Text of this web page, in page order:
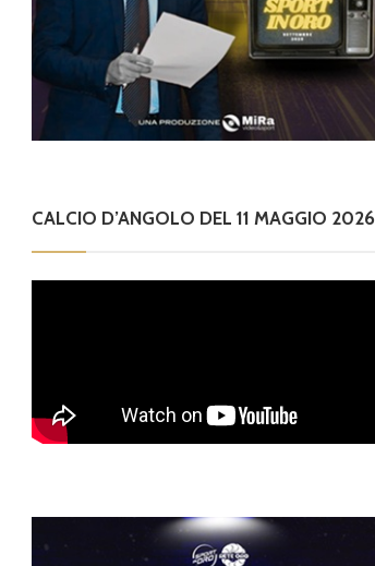
CALCIO D’ANGOLO DEL 11 MAGGIO 2026